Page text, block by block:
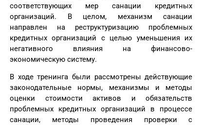
соответствующих мер санации кредитных
организаций. В целом, механизм санации
направлен на реструктуризацию проблемных
кредитных организаций с целью уменьшения их
негативного влияния на финансово-
экономическую систему.
В ходе тренинга были рассмотрены действующие
законодательные нормы, механизмы и методы
оценки стоимости активов и обязательств
проблемных кредитных организаций в процессе
санации, методы проведения проверки с